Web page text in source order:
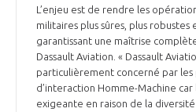
L’enjeu est de rendre les
militaires plus sûres, plus
garantissant une maîtrise
Dassault Aviation. « Dassault
particulièrement concerné par
d’interaction Homme-Machine
exigeante en raison de la